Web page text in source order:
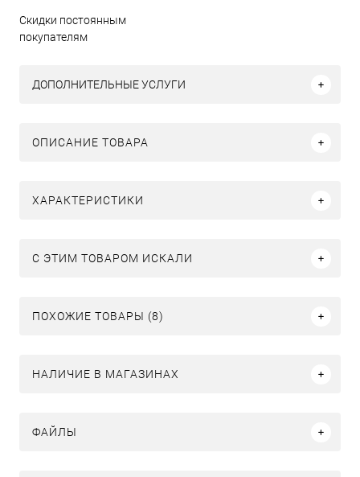
Скидки постоянным
покупателям
ДОПОЛНИТЕЛЬНЫЕ УСЛУГИ
ОПИСАНИЕ ТОВАРА
ХАРАКТЕРИСТИКИ
C ЭТИМ ТОВАРОМ ИСКАЛИ
ПОХОЖИЕ ТОВАРЫ (8)
НАЛИЧИЕ В МАГАЗИНАХ
ФАЙЛЫ